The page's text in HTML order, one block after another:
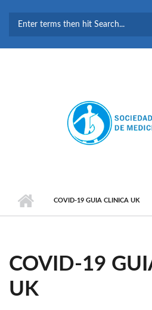
BÚSQUEDA
COVID-19 GUIA CLINICA UK
COVID-19
UK